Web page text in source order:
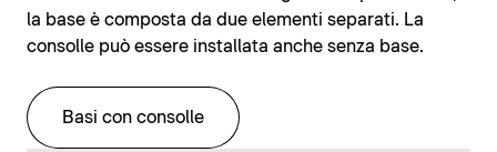
la base è composta da due elementi separati. La
consolle può essere installata anche senza base.
Basi con consolle